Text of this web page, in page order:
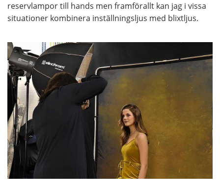
reservlampor till hands men framförallt kan jag i vissa
situationer kombinera inställningsljus med blixtljus.